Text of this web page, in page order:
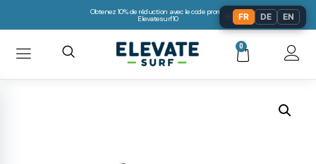
Obtenez 10% de réduction avec le code promo:
Elevatesurf10
0
FR DE EN